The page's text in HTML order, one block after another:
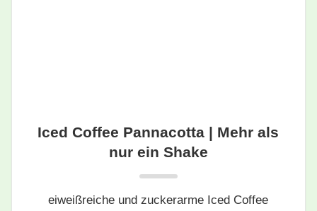
Iced Coffee Pannacotta | Mehr als
nur ein Shake
eiweißreiche und zuckerarme Iced Coffee